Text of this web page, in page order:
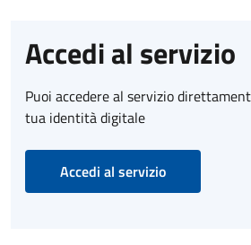
Accedi al servizio
Puoi accedere al servizio
tua identità digitale
Accedi al servizio